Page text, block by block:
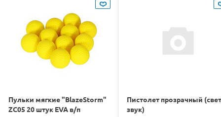
Пульки мягкие "BlazeStorm"
ZC05 20 штук EVA в/п
Пистолет прозрачный
звук)